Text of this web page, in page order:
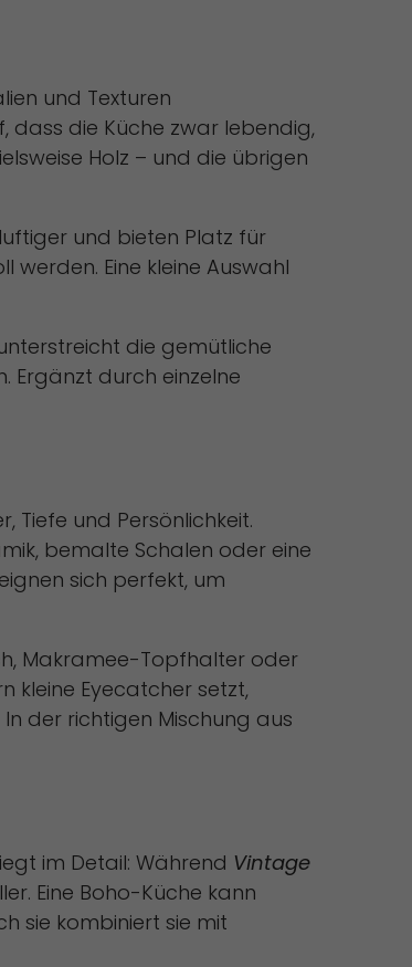
und Texturen
die Küche zwar lebendig,
Holz – und die übrigen
und bieten Platz für
Eine kleine Auswahl
die gemütliche
Ergänzt durch einzelne
Tiefe und Persönlichkeit.
bemalte Schalen oder eine
sich perfekt, um
Makramee-Topfhalter oder
kleine Eyecatcher setzt,
der richtigen Mischung aus
im Detail: Während Vintage
Eine Boho-Küche kann
sie kombiniert sie mit